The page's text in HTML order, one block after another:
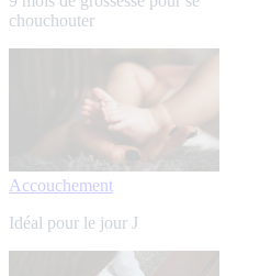
chouchouter
Accouchement
Idéal pour le jour J